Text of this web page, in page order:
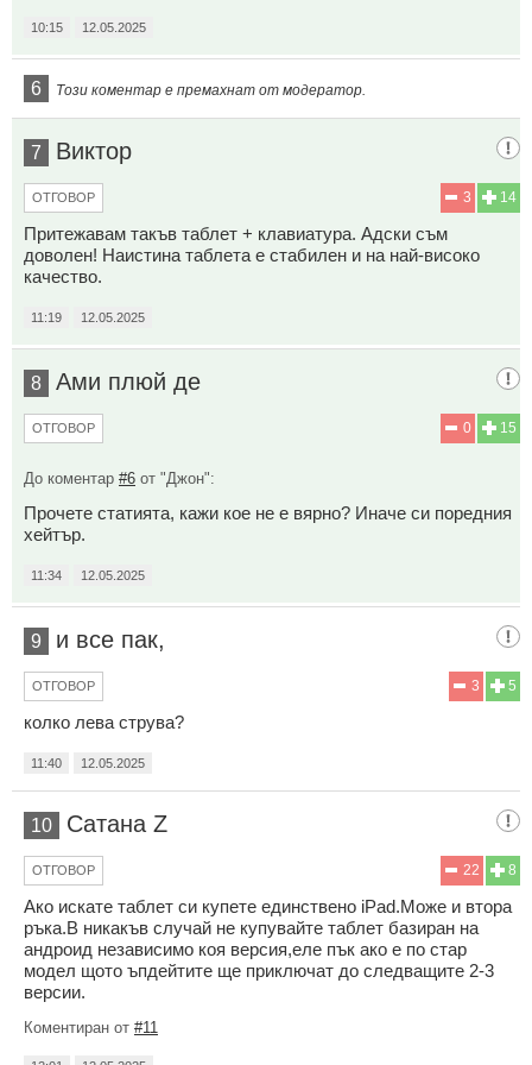
10:15 12.05.2025
6 Този коментар е премахнат от модератор.
7 Виктор
14
3
ОТГОВОР
Притежавам такъв таблет + клавиатура. Адски съм
доволен! Наистина таблета е стабилен и на най-високо
качество.
11:19 12.05.2025
8 Ами плюй де
15
0
ОТГОВОР
До коментар #6 от "Джон":
Прочете статията, кажи кое не е вярно? Иначе си поредния
хейтър.
11:34 12.05.2025
9 и все пак,
5
3
ОТГОВОР
колко лева струва?
11:40 12.05.2025
10 Сатана Z
8
22
ОТГОВОР
Ако искате таблет си купете единствено iPad.Може и втора
ръка.В никакъв случай не купувайте таблет базиран на
андроид независимо коя версия,еле пък ако е по стар
модел щото ъпдейтите ще приключат до следващите 2-3
версии.
Коментиран от #11